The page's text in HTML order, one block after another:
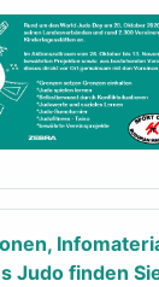
Judo finden